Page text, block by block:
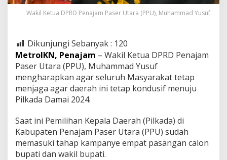
Wakil Ketua DPRD Penajam Paser Utara (PPU), Muhammad Yusuf.
Dikunjungi Sebanyak : 120
MetroIKN, Penajam – Wakil Ketua DPRD Penajam
Paser Utara (PPU), Muhammad Yusuf
mengharapkan agar seluruh Masyarakat tetap
menjaga agar daerah ini tetap kondusif menuju
Pilkada Damai 2024.
Saat ini Pemilihan Kepala Daerah (Pilkada) di
Kabupaten Penajam Paser Utara (PPU) sudah
memasuki tahap kampanye empat pasangan calon
bupati dan wakil bupati.